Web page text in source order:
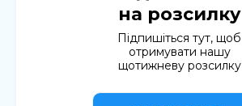
на розсилку
Підпишіться тут, щоб
отримувати нашу
щотижневу розсилку